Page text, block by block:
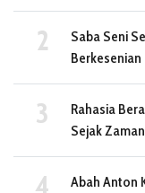
Saba Seni
Berkesenian
Rahasia
Sejak
Abah Anton